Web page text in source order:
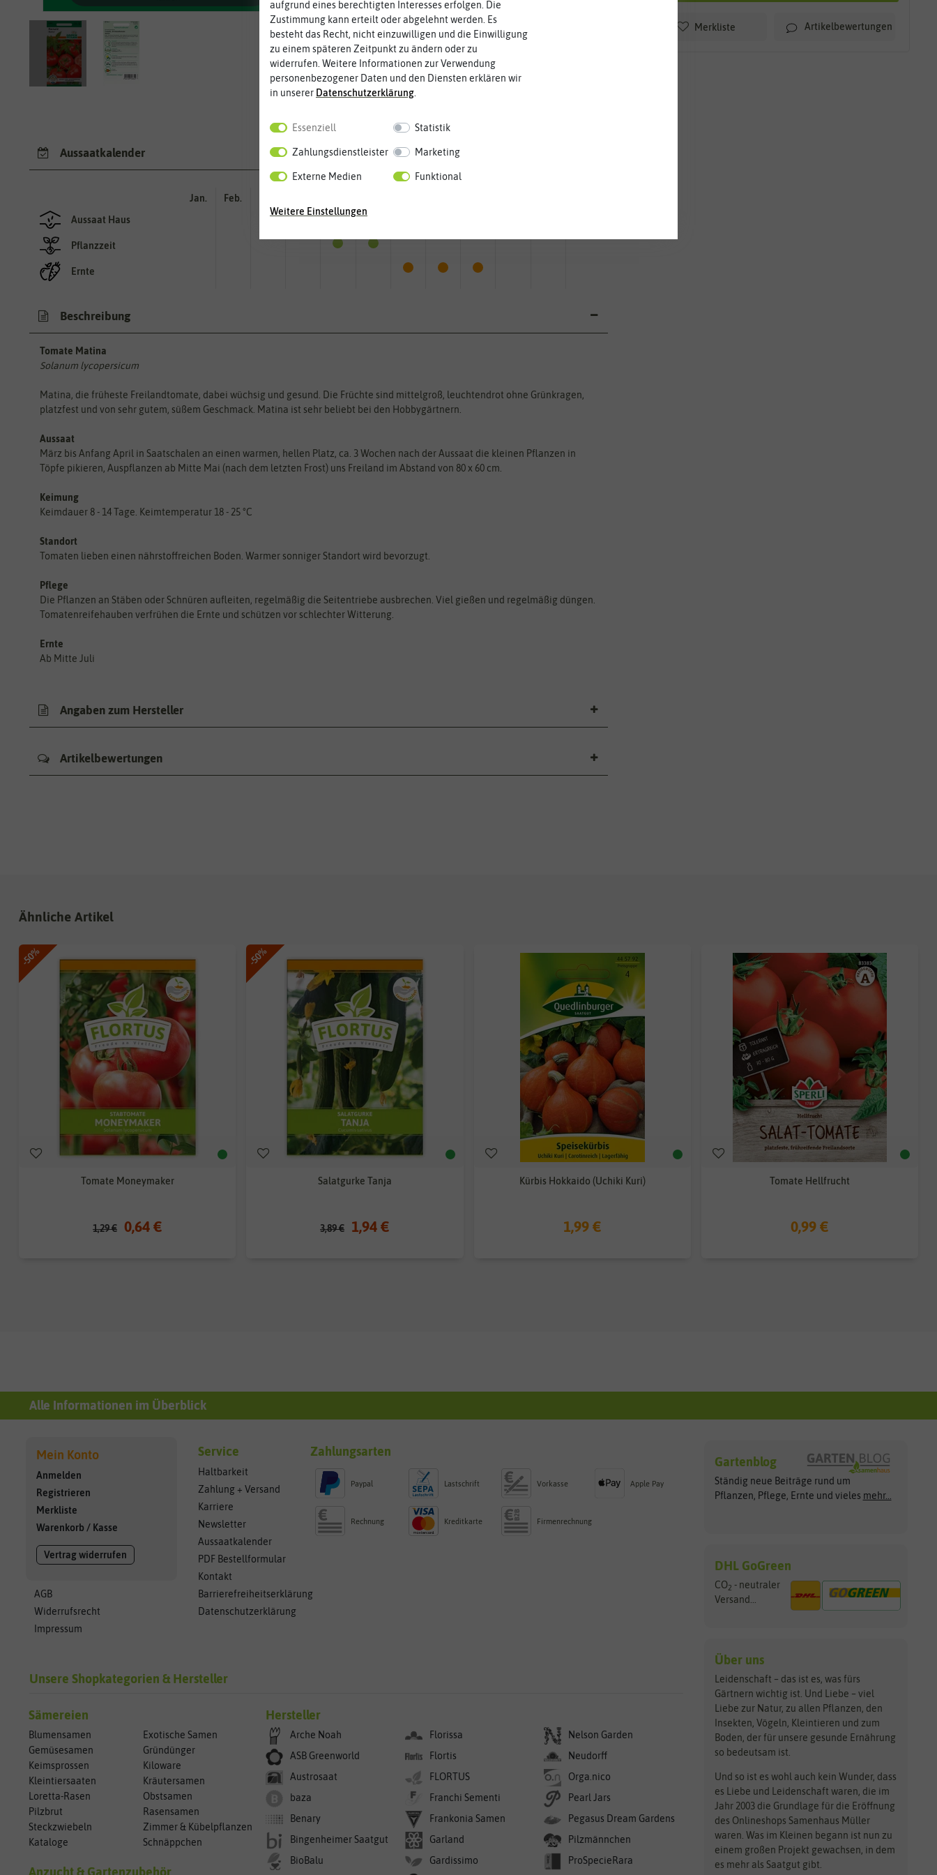
Merkliste Artikelbewertungen
Aussaatkalender
Aussaat Haus
Pflanzzeit
Ernte
Jan. Feb.
Beschreibung
Tomate Matina
Solanum lycopersicum
Matina, die früheste Freilandtomate, dabei wüchsig und gesund. Die Früchte sind mittelgroß, leuchtendrot ohne Grünkragen,
platzfest und von sehr gutem, süßem Geschmack. Matina ist sehr beliebt bei den Hobbygärtnern.
Aussaat
März bis Anfang April in Saatschalen an einen warmen, hellen Platz, ca. 3 Wochen nach der Aussaat die kleinen Pflanzen in
Töpfe pikieren, Auspflanzen ab Mitte Mai (nach dem letzten Frost) uns Freiland im Abstand von 80 x 60 cm.
Keimung
Keimdauer 8 - 14 Tage. Keimtemperatur 18 - 25 °C
Standort
Tomaten lieben einen nährstoffreichen Boden. Warmer sonniger Standort wird bevorzugt.
Pflege
Die Pflanzen an Stäben oder Schnüren aufleiten, regelmäßig die Seitentriebe ausbrechen. Viel gießen und regelmäßig düngen.
Tomatenreifehauben verfrühen die Ernte und schützen vor schlechter Witterung.
Ernte
Ab Mitte Juli
Angaben zum Hersteller
Artikelbewertungen
Ähnliche Artikel
-50%
Tomate Moneymaker
1,29 € 0,64 €
-50%
Salatgurke Tanja
3,89 € 1,94 €
Kürbis Hokkaido (Uchiki Kuri)
1,99 €
Tomate Hellfrucht
0,99 €
Alle Informationen im Überblick
Mein Konto
Anmelden
Registrieren
Merkliste
Warenkorb / Kasse
Vertrag widerrufen
AGB
Widerrufsrecht
Impressum
Service
Haltbarkeit
Zahlung + Versand
Karriere
Newsletter
Aussaatkalender
PDF Bestellformular
Kontakt
Barrierefreiheitserklärung
Datenschutzerklärung
Zahlungsarten
Paypal Lastschrift Vorkasse Apple Pay
Rechnung Kreditkarte Firmenrechnung
Unsere Shopkategorien & Hersteller
Sämereien
Blumensamen
Exotische Samen
Gemüsesamen
Gründünger
Keimsprossen
Kiloware
Kleintiersaaten
Kräutersamen
Loretta-Rasen
Obstsamen
Pilzbrut
Rasensamen
Steckzwiebeln
Zimmer & Kübelpflanzen
Kataloge
Schnäppchen
Hersteller
Arche Noah
ASB Greenworld
Austrosaat
baza
Benary
Bingenheimer Saatgut
BioBalu
Florissa
Flortis
FLORTUS
Franchi Sementi
Frankonia Samen
Garland
Gardissimo
Nelson Garden
Neudorff
Orga.nico
Pearl Jars
Pegasus Dream Gardens
Pilzmännchen
ProSpecieRara
Gartenblog
Ständig neue Beiträge rund um
Pflanzen, Pflege, Ernte und vieles mehr...
DHL GoGreen
CO2 - neutraler
Versand...
Über uns
Leidenschaft – das ist es, was fürs
Gärtnern wichtig ist. Und Liebe – viel
Liebe zur Natur, zu allen Pflanzen, den
Insekten, Vögeln, Kleintieren und zum
Boden, der für unsere gesunde Ernährung
so bedeutsam ist.
Und so ist es wohl auch kein Wunder, dass
es Liebe und Leidenschaft waren, die im
Jahr 2003 die Grundlage für die Eröffnung
des Onlineshops Samenhaus Müller
waren. Was im Kleinen begann ist nun zu
einem großen Projekt gewachsen, in dem
es mehr als Saatgut gibt.
aufgrund eines berechtigten Interesses erfolgen. Die
Zustimmung kann erteilt oder abgelehnt werden. Es
besteht das Recht, nicht einzuwilligen und die Einwilligung
zu einem späteren Zeitpunkt zu ändern oder zu
widerrufen. Weitere Informationen zur Verwendung
personenbezogener Daten und den Diensten erklären wir
in unserer Daten­schutz­erklärung
Essenziell Statistik
Zahlungsdienstleister Marketing
Externe Medien Funktional
Weitere Einstellungen